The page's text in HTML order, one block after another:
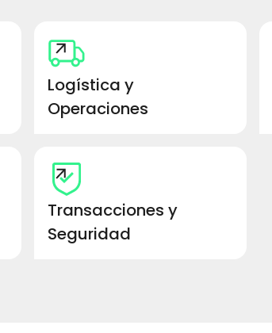
Logística y
Operaciones
Transacciones y
Seguridad